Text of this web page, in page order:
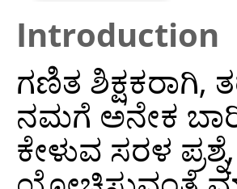
Introduction
ಗಣಿತ
ನಮಗೆ ಅನೇಕ
ಕೇಳುವ ಸರಳ